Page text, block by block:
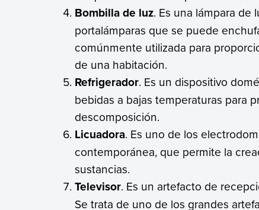
Bombilla de luz. Es una lámpara de
portalámparas que se puede
comúnmente utilizada para
de una habitación.
Refrigerador. Es un dispositivo
bebidas a bajas temperaturas para
descomposición.
Licuadora. Es uno de los
contemporánea, que permite la
sustancias.
Televisor. Es un artefacto de
Se trata de uno de los grandes